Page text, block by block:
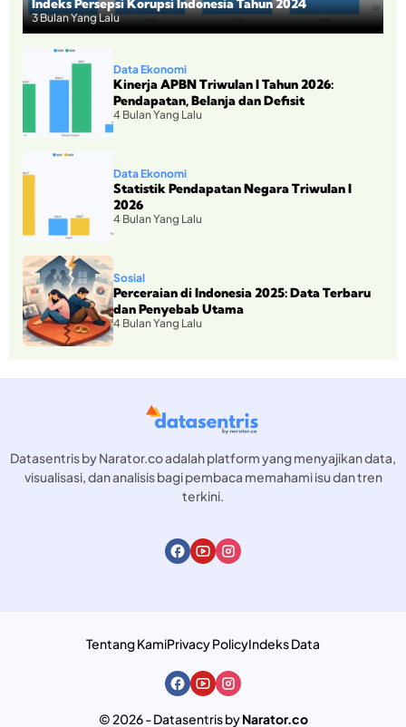
Indeks Persepsi Korupsi Indonesia Tahun 2024
3 Bulan Yang Lalu
Data Ekonomi
Kinerja APBN Triwulan I Tahun 2026:
Pendapatan, Belanja dan Defisit
4 Bulan Yang Lalu
Data Ekonomi
Statistik Pendapatan Negara Triwulan I
2026
4 Bulan Yang Lalu
Sosial
Perceraian di Indonesia 2025: Data Terbaru
dan Penyebab Utama
4 Bulan Yang Lalu
Datasentris by Narator.co adalah platform yang menyajikan data,
visualisasi, dan analisis bagi pembaca memahami isu dan tren
terkini.
Tentang KamiPrivacy PolicyIndeks Data
© 2026 - Datasentris byNarator.co